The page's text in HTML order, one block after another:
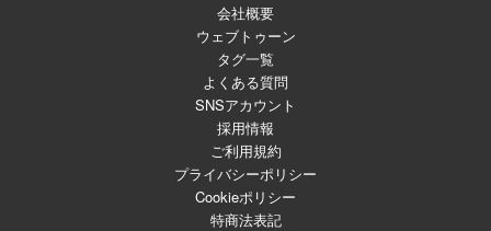
会社概要
ウェブトゥーン
タグ一覧
よくある質問
SNSアカウント
採用情報
ご利用規約
プライバシーポリシー
Cookieポリシー
特商法表記